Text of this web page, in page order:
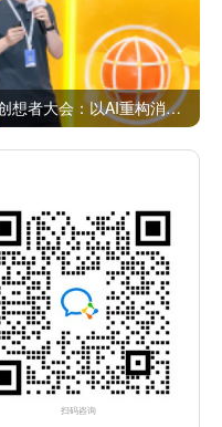
数云Agent OS亮相华为云INSPIRE创想者大会：以AI重构消费者运营与零售营销新范式
扫码咨询